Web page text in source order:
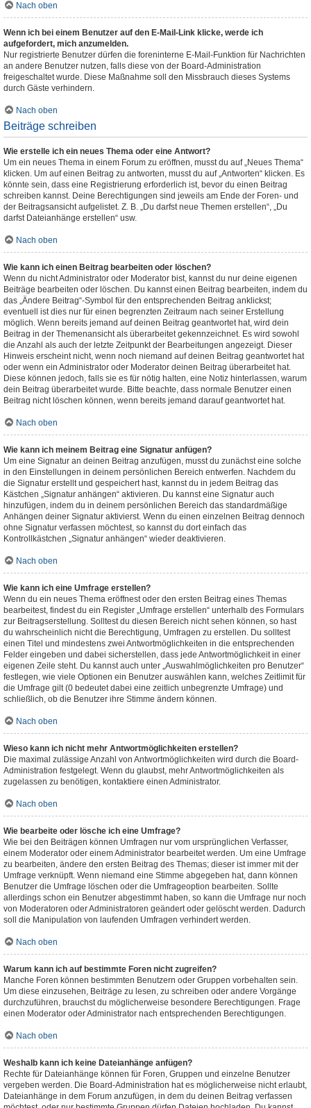
Nach oben
Wenn ich bei einem Benutzer auf den E-Mail-Link klicke, werde ich
aufgefordert, mich anzumelden.
Nur registrierte Benutzer dürfen die foreninterne E-Mail-Funktion für Nachrichten
an andere Benutzer nutzen, falls diese von der Board-Administration
freigeschaltet wurde. Diese Maßnahme soll den Missbrauch dieses Systems
durch Gäste verhindern.
Nach oben
Beiträge schreiben
Wie erstelle ich ein neues Thema oder eine Antwort?
Um ein neues Thema in einem Forum zu eröffnen, musst du auf „Neues Thema“
klicken. Um auf einen Beitrag zu antworten, musst du auf „Antworten“ klicken. Es
könnte sein, dass eine Registrierung erforderlich ist, bevor du einen Beitrag
schreiben kannst. Deine Berechtigungen sind jeweils am Ende der Foren- und
der Beitragsansicht aufgelistet. Z. B. „Du darfst neue Themen erstellen“, „Du
darfst Dateianhänge erstellen“ usw.
Nach oben
Wie kann ich einen Beitrag bearbeiten oder löschen?
Wenn du nicht Administrator oder Moderator bist, kannst du nur deine eigenen
Beiträge bearbeiten oder löschen. Du kannst einen Beitrag bearbeiten, indem du
das „Ändere Beitrag“-Symbol für den entsprechenden Beitrag anklickst;
eventuell ist dies nur für einen begrenzten Zeitraum nach seiner Erstellung
möglich. Wenn bereits jemand auf deinen Beitrag geantwortet hat, wird dein
Beitrag in der Themenansicht als überarbeitet gekennzeichnet. Es wird sowohl
die Anzahl als auch der letzte Zeitpunkt der Bearbeitungen angezeigt. Dieser
Hinweis erscheint nicht, wenn noch niemand auf deinen Beitrag geantwortet hat
oder wenn ein Administrator oder Moderator deinen Beitrag überarbeitet hat.
Diese können jedoch, falls sie es für nötig halten, eine Notiz hinterlassen, warum
dein Beitrag überarbeitet wurde. Bitte beachte, dass normale Benutzer einen
Beitrag nicht löschen können, wenn bereits jemand darauf geantwortet hat.
Nach oben
Wie kann ich meinem Beitrag eine Signatur anfügen?
Um eine Signatur an deinen Beitrag anzufügen, musst du zunächst eine solche
in den Einstellungen in deinem persönlichen Bereich entwerfen. Nachdem du
die Signatur erstellt und gespeichert hast, kannst du in jedem Beitrag das
Kästchen „Signatur anhängen“ aktivieren. Du kannst eine Signatur auch
hinzufügen, indem du in deinem persönlichen Bereich das standardmäßige
Anhängen deiner Signatur aktivierst. Wenn du einen einzelnen Beitrag dennoch
ohne Signatur verfassen möchtest, so kannst du dort einfach das
Kontrollkästchen „Signatur anhängen“ wieder deaktivieren.
Nach oben
Wie kann ich eine Umfrage erstellen?
Wenn du ein neues Thema eröffnest oder den ersten Beitrag eines Themas
bearbeitest, findest du ein Register „Umfrage erstellen“ unterhalb des Formulars
zur Beitragserstellung. Solltest du diesen Bereich nicht sehen können, so hast
du wahrscheinlich nicht die Berechtigung, Umfragen zu erstellen. Du solltest
einen Titel und mindestens zwei Antwortmöglichkeiten in die entsprechenden
Felder eingeben und dabei sicherstellen, dass jede Antwortmöglichkeit in einer
eigenen Zeile steht. Du kannst auch unter „Auswahlmöglichkeiten pro Benutzer“
festlegen, wie viele Optionen ein Benutzer auswählen kann, welches Zeitlimit für
die Umfrage gilt (0 bedeutet dabei eine zeitlich unbegrenzte Umfrage) und
schließlich, ob die Benutzer ihre Stimme ändern können.
Nach oben
Wieso kann ich nicht mehr Antwortmöglichkeiten erstellen?
Die maximal zulässige Anzahl von Antwortmöglichkeiten wird durch die Board-
Administration festgelegt. Wenn du glaubst, mehr Antwortmöglichkeiten als
zugelassen zu benötigen, kontaktiere einen Administrator.
Nach oben
Wie bearbeite oder lösche ich eine Umfrage?
Wie bei den Beiträgen können Umfragen nur vom ursprünglichen Verfasser,
einem Moderator oder einem Administrator bearbeitet werden. Um eine Umfrage
zu bearbeiten, ändere den ersten Beitrag des Themas; dieser ist immer mit der
Umfrage verknüpft. Wenn niemand eine Stimme abgegeben hat, dann können
Benutzer die Umfrage löschen oder die Umfrageoption bearbeiten. Sollte
allerdings schon ein Benutzer abgestimmt haben, so kann die Umfrage nur noch
von Moderatoren oder Administratoren geändert oder gelöscht werden. Dadurch
soll die Manipulation von laufenden Umfragen verhindert werden.
Nach oben
Warum kann ich auf bestimmte Foren nicht zugreifen?
Manche Foren können bestimmten Benutzern oder Gruppen vorbehalten sein.
Um diese einzusehen, Beiträge zu lesen, zu schreiben oder andere Vorgänge
durchzuführen, brauchst du möglicherweise besondere Berechtigungen. Frage
einen Moderator oder Administrator nach entsprechenden Berechtigungen.
Nach oben
Weshalb kann ich keine Dateianhänge anfügen?
Rechte für Dateianhänge können für Foren, Gruppen und einzelne Benutzer
vergeben werden. Die Board-Administration hat es möglicherweise nicht erlaubt,
Dateianhänge in dem Forum anzufügen, in dem du deinen Beitrag verfassen